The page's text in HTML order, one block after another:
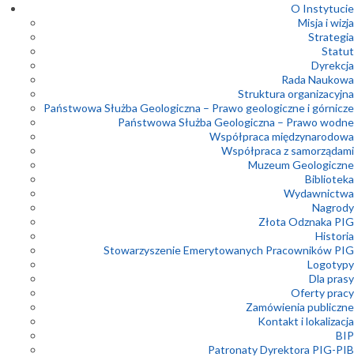
O Instytucie
Misja i wizja
Strategia
Statut
Dyrekcja
Rada Naukowa
Struktura organizacyjna
Państwowa Służba Geologiczna – Prawo geologiczne i górnicze
Państwowa Służba Geologiczna – Prawo wodne
Współpraca międzynarodowa
Współpraca z samorządami
Muzeum Geologiczne
Biblioteka
Wydawnictwa
Nagrody
Złota Odznaka PIG
Historia
Stowarzyszenie Emerytowanych Pracowników PIG
Logotypy
Dla prasy
Oferty pracy
Zamówienia publiczne
Kontakt i lokalizacja
BIP
Patronaty Dyrektora PIG-PIB